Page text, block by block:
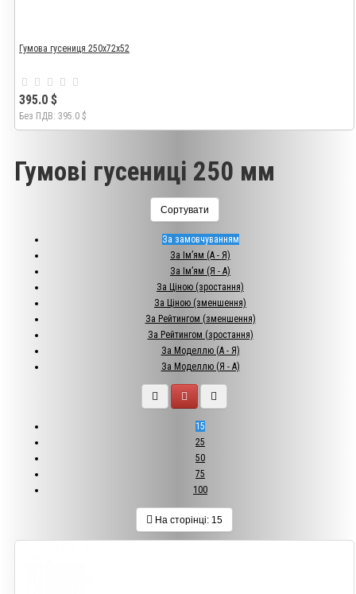
Гумова гусениця 250х72х52
395.0 $
Без ПДВ: 395.0 $
Гумові гусениці 250 мм
Сортувати
За замовчуванням
За Ім’ям (A - Я)
За Ім’ям (Я - A)
За Ціною (зростання)
За Ціною (зменшення)
За Рейтингом (зменшення)
За Рейтингом (зростання)
За Моделлю (A - Я)
За Моделлю (Я - A)
15
25
50
75
100
На сторінці: 15